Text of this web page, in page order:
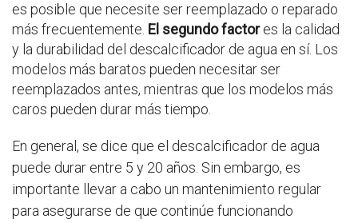
es posible que necesite ser reemplazado o reparado
más frecuentemente. El segundo factores la calidad
y la durabilidad del descalcificador de agua en sí. Los
modelos más baratos pueden necesitar ser
reemplazados antes, mientras que los modelos más
caros pueden durar más tiempo.
En general, se dice que el descalcificador de agua
puede durar entre 5 y 20 años. Sin embargo, es
importante llevar a cabo un mantenimiento regular
para asegurarse de que continúe funcionando